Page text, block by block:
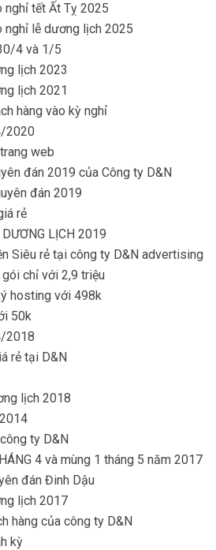
nghỉ tết Ất Tỵ 2025
nghỉ lễ dương lịch 2025
4 và 1/5
lịch 2023
lịch 2021
hàng vào kỳ nghỉ
2020
web
đán 2019 của Công ty D&N
đán 2019
rẻ
LỊCH 2019
Siêu rẻ tại công ty D&N advertising
chỉ với 2,9 triệu
hosting với 498k
50k
2018
rẻ tại D&N
lịch 2018
ty D&N
4 và mùng 1 tháng 5 năm 2017
đán Đinh Dậu
lịch 2017
hàng của công ty D&N
kỳ